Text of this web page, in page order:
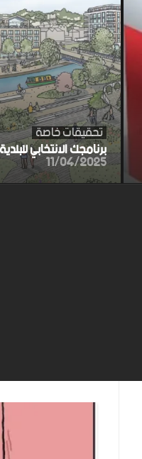
تحقيقات خاصة
برنامجك الانتخابي
11/04/2025